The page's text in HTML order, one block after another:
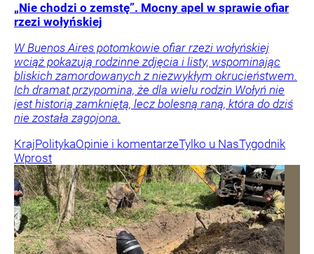
„Nie chodzi o zemstę”. Mocny apel w sprawie ofiar
rzezi wołyńskiej
W Buenos Aires potomkowie ofiar rzezi wołyńskiej
wciąż pokazują rodzinne zdjęcia i listy, wspominając
bliskich zamordowanych z niezwykłym okrucieństwem.
Ich dramat przypomina, że dla wielu rodzin Wołyń nie
jest historią zamkniętą, lecz bolesną raną, która do dziś
nie została zagojona.
KrajPolitykaOpinie i komentarzeTylko u NasTygodnik
Wprost